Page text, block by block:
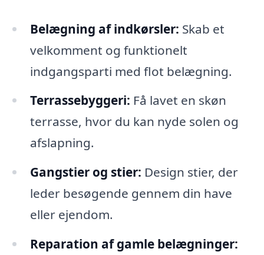
Belægning af indkørsler: Skab et
velkomment og funktionelt
indgangsparti med flot belægning.
Terrassebyggeri: Få lavet en skøn
terrasse, hvor du kan nyde solen og
afslapning.
Gangstier og stier: Design stier, der
leder besøgende gennem din have
eller ejendom.
Reparation af gamle belægninger: